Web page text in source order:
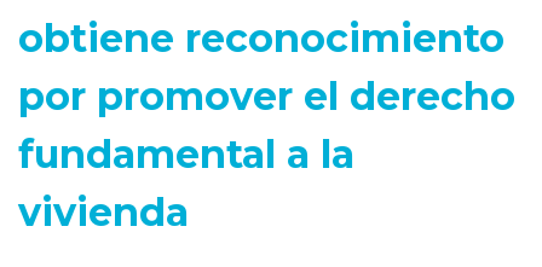
obtiene reconocimiento
por promover el derecho
fundamental a la
vivienda